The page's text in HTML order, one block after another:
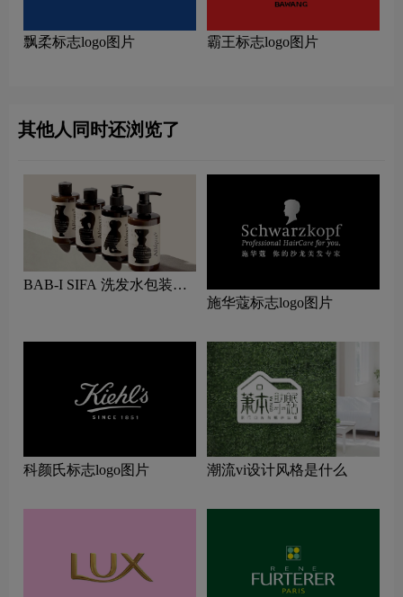
飘柔标志logo图片 霸王标志logo图片
其他人同时还浏览了
BAB-I SIFA 洗发水包装设
施华蔻标志logo图片
科颜氏标志logo图片 潮流vi设计风格是什么